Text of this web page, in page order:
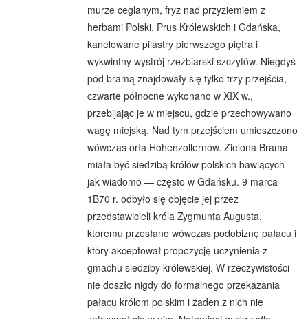
murze ceglanym, fryz nad przyziemiem z
herbami Polski, Prus Królewskich i Gdańska,
kanelowane pilastry pierwszego piętra i
wykwintny wystrój rzeźbiarski szczytów. Niegdyś
pod bramą znajdowały się tylko trzy przejścia,
czwarte północne wykonano w XIX w.,
przebijając je w miejscu, gdzie przechowywano
wagę miejską. Nad tym przejściem umieszczono
wówczas orła Hohenzollernów. Zielona Brama
miała być siedzibą królów polskich bawiących —
jak wiadomo — często w Gdańsku. 9 marca
1B70 r. odbyło się objęcie jej przez
przedstawicieli króla Zygmunta Augusta,
któremu przesłano wówczas podobiznę pałacu i
który akceptował propozycję uczynienia z
gmachu siedziby królewskiej. W rzeczywistości
nie doszło nigdy do formalnego przekazania
pałacu królom polskim i żaden z nich nie